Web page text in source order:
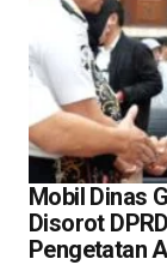
Mobil Dinas
Disorot
Pengetatan